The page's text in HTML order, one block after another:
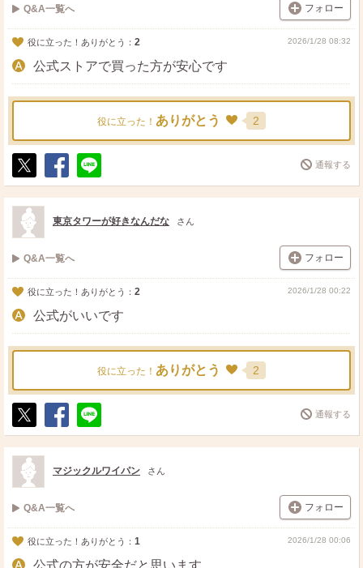
Q&A一覧へ フォロー
役に立った！ありがとう： 2 2026/1/28 08:32
公式ストアで買った方が安心です
役に立った！ ありがとう 2
ポ
ス
ト
シ
ェ
送
る
通報する
東京タワーが好きなんだな さん
Q&A一覧へ フォロー
役に立った！ありがとう： 2 2026/1/28 00:22
公式がいいです
役に立った！ ありがとう 2
ポ
ス
ト
シ
ェ
送
る
通報する
マジックルワイパン さん
Q&A一覧へ フォロー
役に立った！ありがとう： 1 2026/1/28 00:06
公式の方が安全だと思います